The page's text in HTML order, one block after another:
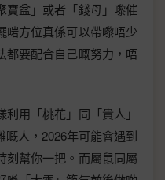
寶盆」或者「錢母」嚟催
啱方位真係可以帶嚟唔少
都要配合自己嘅努力，唔
用「桃花」同「貴人」
人，2026年可能會遇到
刻幫你一把。而屬鼠同屬